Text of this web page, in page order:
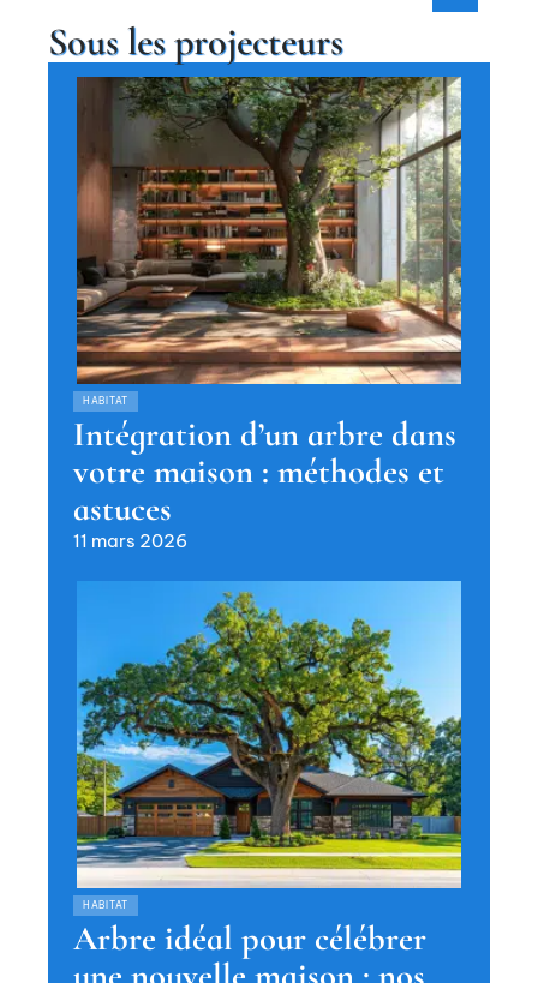
Sous les projecteurs
HABITAT
Intégration d’un arbre dans
votre maison : méthodes et
astuces
11 mars 2026
HABITAT
Arbre idéal pour célébrer